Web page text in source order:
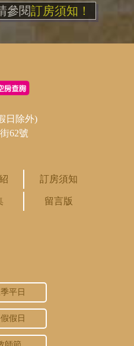
參閱訂房須知！
日除外)
62號
訂房須知
留言版
平日
假日